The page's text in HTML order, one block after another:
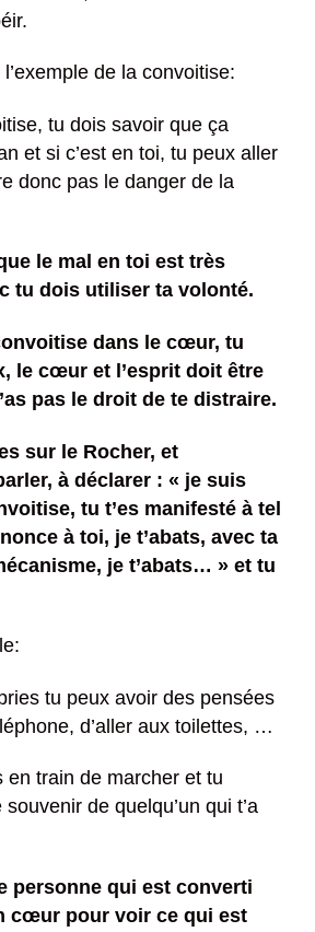
de la convoitise:
tu dois savoir que ça
et si c’est en toi, tu peux aller
donc pas le danger de la
le mal en toi est très
tu dois utiliser ta volonté.
dans le cœur, tu
le cœur et l’esprit doit être
pas le droit de te distraire.
sur le Rocher, et
à déclarer : « je suis
tu t’es manifesté à tel
à toi, je t’abats, avec ta
je t’abats… » et tu
tu peux avoir des pensées
d’aller aux toilettes, …
en train de marcher et tu
de quelqu’un qui t’a
personne qui est converti
cœur pour voir ce qui est